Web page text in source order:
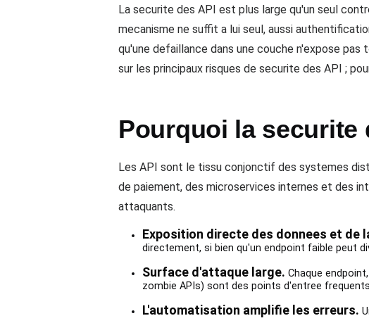
La securite des API est plus large qu'un seul
mecanisme ne suffit a lui seul, aussi
qu'une defaillance dans une couche n'expose
sur les principaux risques de securite des API ;
Pourquoi la securite
Les API sont le tissu conjonctif des systemes
de paiement, des microservices internes et des
attaquants.
Exposition directe des donnees et de
directement, si bien qu'un endpoint faible peut
Surface d'attaque large. Chaque
zombie APIs) sont des points d'entree
L'automatisation amplifie les erreurs.